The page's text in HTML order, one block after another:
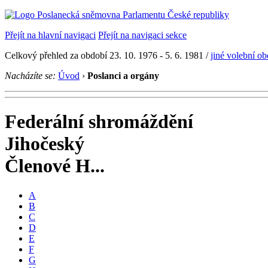
Přejít na hlavní navigaci Přejít na navigaci sekce
Celkový přehled za období 23. 10. 1976 - 5. 6. 1981 /jiné volební
Nacházíte se: Úvod › Poslanci a orgány
Federální shromáždění
Jihočeský
Členové H...
A
B
C
D
E
F
G